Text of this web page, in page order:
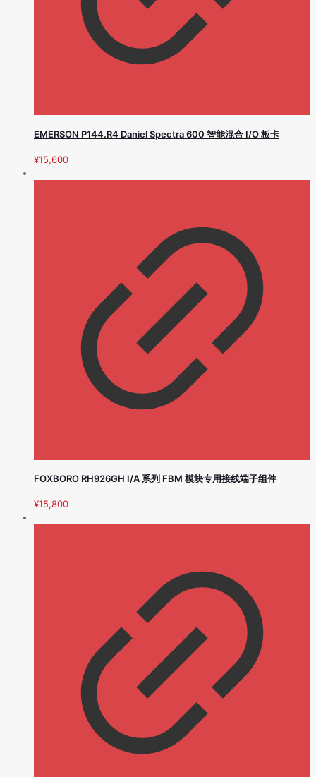
EMERSON P144.R4 Daniel Spectra 600 智能混合 I/O 板卡
¥15,600
FOXBORO RH926GH I/A 系列 FBM 模块专用接线端子组件
¥15,800